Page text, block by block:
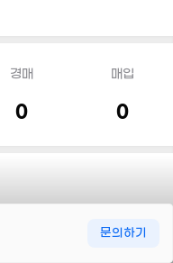
경매
0
매입
0
문의하기